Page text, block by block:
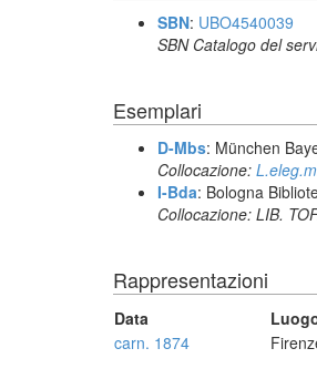
SBN: UBO4540039
SBN Catalogo del
Esemplari
D-Mbs: München
Collocazione:
I-Bda: Bologna
Collocazione: LIB.
Rappresentazioni
Data
carn. 1874